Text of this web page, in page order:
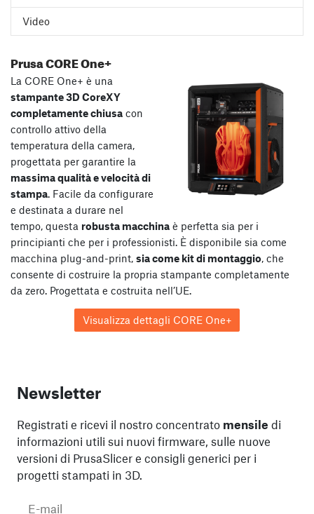
Video
Prusa CORE One+
La CORE One+ è una
stampante 3D CoreXY
completamente chiusa con
controllo attivo della
temperatura della camera,
progettata per garantire la
massima qualità e velocità di
stampa. Facile da configurare
e destinata a durare nel
tempo, questa robusta macchina è perfetta sia per i
principianti che per i professionisti. È disponibile sia come
macchina plug-and-print, sia come kit di montaggio, che
consente di costruire la propria stampante completamente
da zero. Progettata e costruita nell’UE.
Visualizza dettagli CORE One+
Newsletter
Registrati e ricevi il nostro concentrato mensile di
informazioni utili sui nuovi firmware, sulle nuove
versioni di PrusaSlicer e consigli generici per i
progetti stampati in 3D.